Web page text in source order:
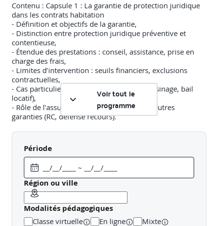
Contenu : Capsule 1 : La garantie de protection juridique
dans les contrats habitation
- Définition et objectifs de la garantie,
- Distinction entre protection juridique préventive et
contentieuse,
- Étendue des prestations : conseil, assistance, prise en
charge des frais,
- Limites d’intervention : seuils financiers, exclusions
contractuelles,
- Cas particuliers (copropriété, litiges de voisinage, bail
locatif),
- Rôle de l’assureur et articulation avec les autres
garanties (RC, défense recours).
Capsule 2 : La convention IRSI
- Origine et principes de la convention IRSI (entrée en
vigueur en 2018),
- Champ d’application : sinistres dégâts des eaux et
incendie en immeuble,
- Règles de désignation de l’assureur gestionnaire
(assureur MRH, seuils de gravité),
- Modalités d’expertise simplifiée et délais de gestion, -
Gestion du recours entre assureurs,
Voir tout le
programme
Période
Région ou ville
Modalités pédagogiques
Classe virtuelle En ligne
Mixte